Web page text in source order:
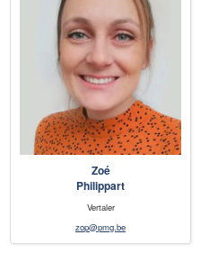
Zoé
Philippart
Vertaler
zop@pmg.be